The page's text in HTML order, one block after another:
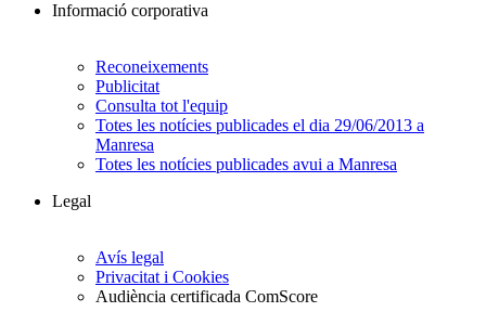
Informació corporativa
Reconeixements
Publicitat
Consulta tot l'equip
Totes les notícies publicades el dia 29/06/2013 a
Manresa
Totes les notícies publicades avui a Manresa
Legal
Avís legal
Privacitat i Cookies
Audiència certificada ComScore